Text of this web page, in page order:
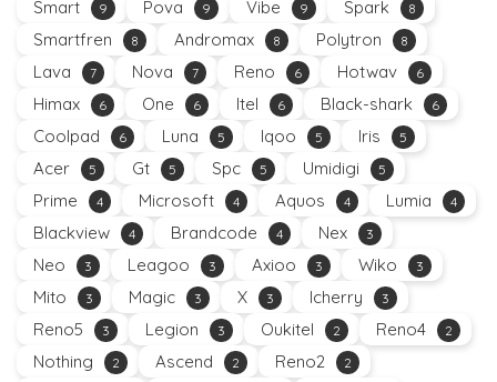
Smart 9 Pova 9 Vibe 9 Spark 8
Smartfren 8 Andromax 8 Polytron 8
Lava 7 Nova 7 Reno 6 Hotwav 6
Himax 6 One 6 Itel 6 Black-shark 6
Coolpad 6 Luna 5 Iqoo 5 Iris 5
Acer 5 Gt 5 Spc 5 Umidigi 5
Prime 4 Microsoft 4 Aquos 4 Lumia 4
Blackview 4 Brandcode 4 Nex 3
Neo 3 Leagoo 3 Axioo 3 Wiko 3
Mito 3 Magic 3 X 3 Icherry 3
Reno5 3 Legion 3 Oukitel 2 Reno4 2
Nothing 2 Ascend 2 Reno2 2